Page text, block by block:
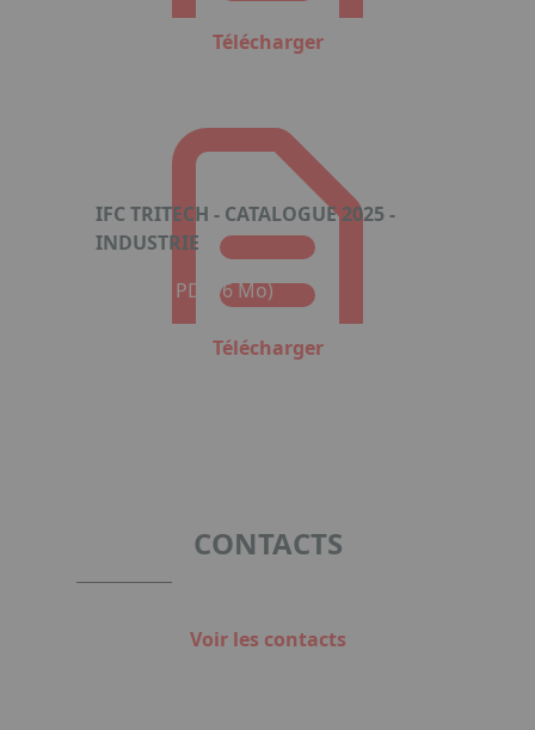
Télécharger
IFC TRITECH - CATALOGUE 2025 -
INDUSTRIE
Format : PDF (6 Mo)
Télécharger
CONTACTS
Voir les contacts